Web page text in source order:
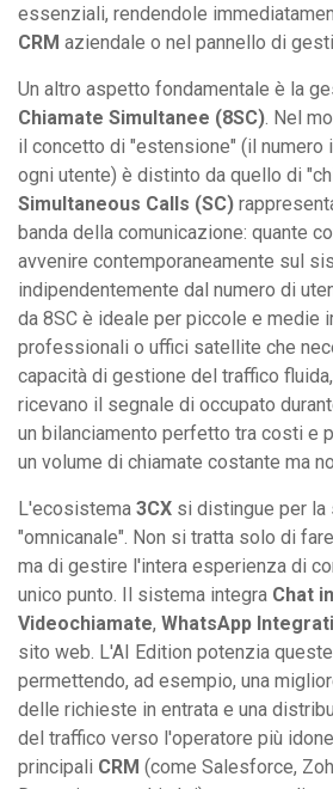
essenziali, rendendole
CRM aziendale o nel pannello di
Un altro aspetto fondamentale è la
Chiamate Simultanee (8SC). Nel
il concetto di "estensione" (il numero
ogni utente) è distinto da quello di
Simultaneous Calls (SC)
banda della comunicazione: quante
avvenire contemporaneamente sul
indipendentemente dal numero di
da 8SC è ideale per piccole e medie
professionali o uffici satellite che
capacità di gestione del traffico
ricevano il segnale di occupato
un bilanciamento perfetto tra costi e
un volume di chiamate costante ma
L'ecosistema 3CX si distingue per la
"omnicanale". Non si tratta solo di
ma di gestire l'intera esperienza di
unico punto. Il sistema integra Chat
Videochiamate, WhatsApp
sito web. L'AI Edition potenzia
permettendo, ad esempio, una
delle richieste in entrata e una
del traffico verso l'operatore più
principali CRM (come Salesforce,